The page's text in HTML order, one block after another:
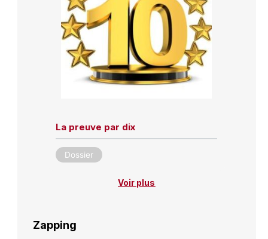
La preuve par dix
Dossier
Voir plus
Zapping